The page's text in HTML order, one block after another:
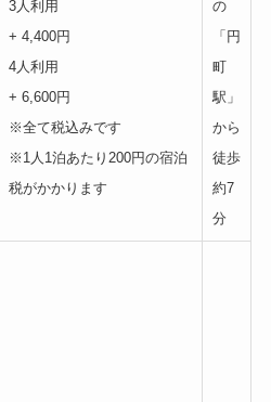
3人利用
+ 4,400円
4人利用
+ 6,600円
※全て税込みです
※1人1泊あたり200円の宿泊
税がかかります
の
「円
町
駅」
から
徒歩
約7
分